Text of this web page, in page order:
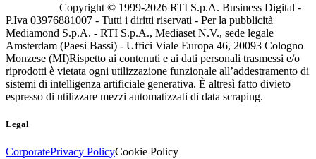
Copyright © 1999-2026 RTI S.p.A. Business Digital -
P.Iva 03976881007 - Tutti i diritti riservati - Per la pubblicità
Mediamond S.p.A. - RTI S.p.A., Mediaset N.V., sede legale
Amsterdam (Paesi Bassi) - Uffici Viale Europa 46, 20093 Cologno
Monzese (MI)Rispetto ai contenuti e ai dati personali trasmessi e/o
riprodotti è vietata ogni utilizzazione funzionale all’addestramento di
sistemi di intelligenza artificiale generativa. È altresì fatto divieto
espresso di utilizzare mezzi automatizzati di data scraping.
Legal
CorporatePrivacy PolicyCookie Policy